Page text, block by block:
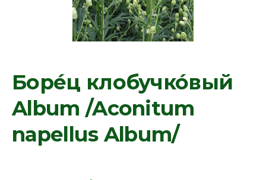
Боре́ц клобучко́вый
Album /Aconitum
napellus Album/